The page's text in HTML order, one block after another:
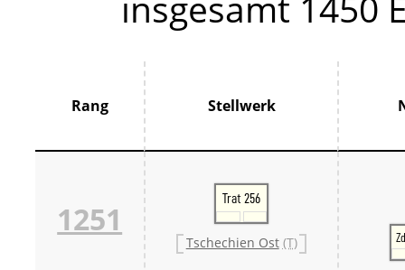
Italien
Rang Stellwerk
1251
Trat 256
Tschechien Ost (T)